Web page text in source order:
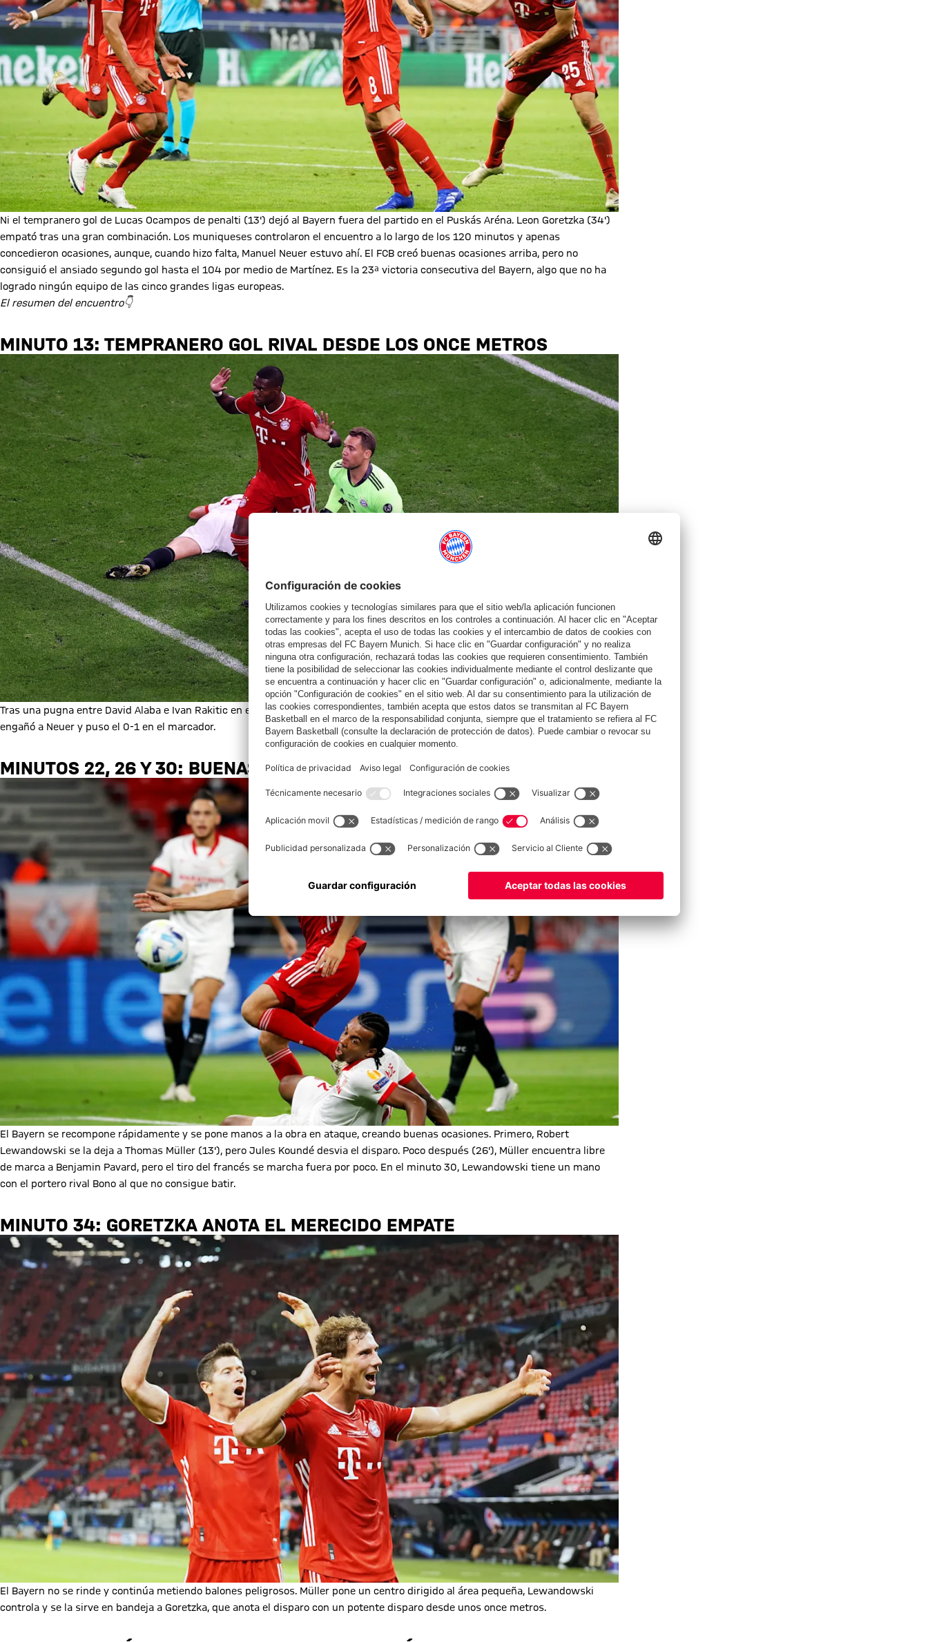
Ni el tempranero gol de Lucas Ocampos de penalti (13') dejó al Bayern fuera del partido en el Puskás Aréna. Leon Goretzka (34')
empató tras una gran combinación. Los muniqueses controlaron el encuentro a lo largo de los 120 minutos y apenas
concedieron ocasiones, aunque, cuando hizo falta, Manuel Neuer estuvo ahí. El FCB creó buenas ocasiones arriba, pero no
consiguió el ansiado segundo gol hasta el 104 por medio de Martínez. Es la 23ª victoria consecutiva del Bayern, algo que no ha
logrado ningún equipo de las cinco grandes ligas europeas.
El resumen del encuentro👇
MINUTO 13: TEMPRANERO GOL RIVAL DESDE LOS ONCE METROS
Tras una pugna entre David Alaba e Ivan Rakitic en el área muniquesa, el árbitro inglés Anthony Taylor señaló penalti. Ocampos
engañó a Neuer y puso el 0-1 en el marcador.
MINUTOS 22, 26 Y 30: BUENAS OCASIONES PARA EL BAYERN
El Bayern se recompone rápidamente y se pone manos a la obra en ataque, creando buenas ocasiones. Primero, Robert
Lewandowski se la deja a Thomas Müller (13'), pero Jules Koundé desvia el disparo. Poco después (26'), Müller encuentra libre
de marca a Benjamin Pavard, pero el tiro del francés se marcha fuera por poco. En el minuto 30, Lewandowski tiene un mano
con el portero rival Bono al que no consigue batir.
MINUTO 34: GORETZKA ANOTA EL MERECIDO EMPATE
El Bayern no se rinde y continúa metiendo balones peligrosos. Müller pone un centro dirigido al área pequeña, Lewandowski
controla y se la sirve en bandeja a Goretzka, que anota el disparo con un potente disparo desde unos once metros.